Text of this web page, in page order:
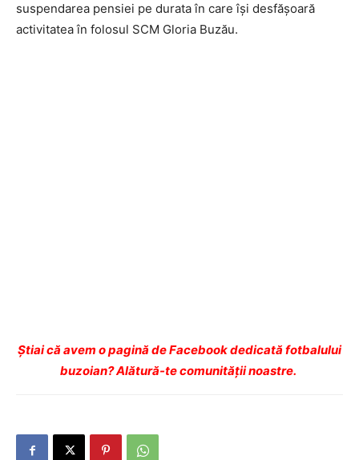
suspendarea pensiei pe durata în care îşi desfăşoară
activitatea în folosul SCM Gloria Buzău.
Ştiai că avem o pagină de Facebook dedicată fotbalului
buzoian? Alătură-te comunității noastre.